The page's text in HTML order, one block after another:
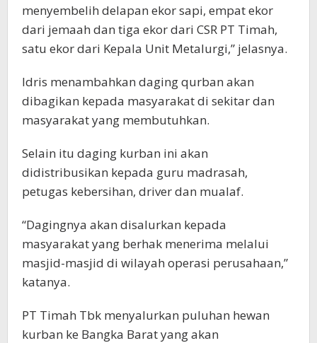
menyembelih delapan ekor sapi, empat ekor
dari jemaah dan tiga ekor dari CSR PT Timah,
satu ekor dari Kepala Unit Metalurgi,” jelasnya.
Idris menambahkan daging qurban akan
dibagikan kepada masyarakat di sekitar dan
masyarakat yang membutuhkan.
Selain itu daging kurban ini akan
didistribusikan kepada guru madrasah,
petugas kebersihan, driver dan mualaf.
“Dagingnya akan disalurkan kepada
masyarakat yang berhak menerima melalui
masjid-masjid di wilayah operasi perusahaan,”
katanya.
PT Timah Tbk menyalurkan puluhan hewan
kurban ke Bangka Barat yang akan